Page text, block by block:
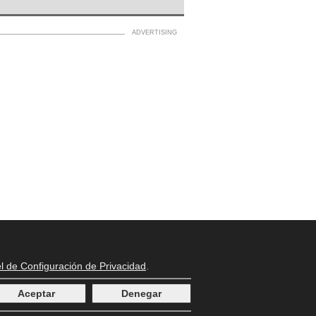
de Configuración de Privacidad
Aceptar Denegar